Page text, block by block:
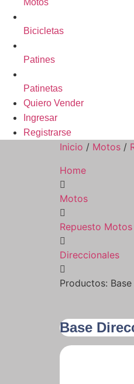
Motos
Bicicletas
Patines
Patinetas
Quiero Vender
Ingresar
Registrarse
Inicio / Motos /
Home
Motos
Repuesto Motos
Direccionales
Productos:
Base